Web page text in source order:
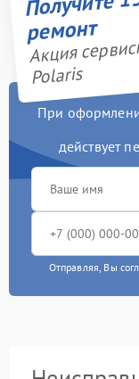
ремонт
Акция
Polaris
При
действует
Отправляя, Вы